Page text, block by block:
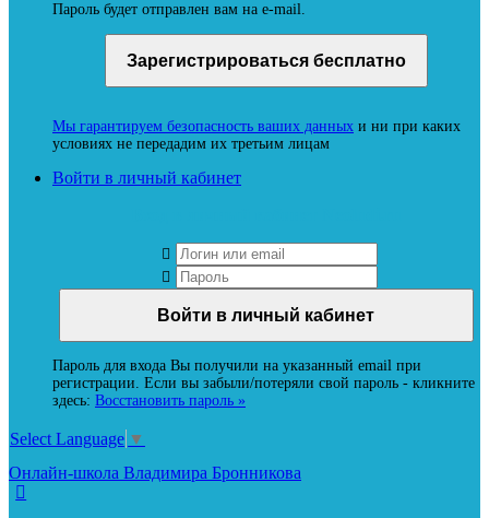
Пароль будет отправлен вам на e-mail.
Мы гарантируем безопасность ваших данных и ни при каких
условиях не передадим их третьим лицам
Войти в личный кабинет
Пароль для входа Вы получили на указанный email при
регистрации. Если вы забыли/потеряли свой пароль - кликните
здесь: Восстановить пароль »
Select Language ▼
Онлайн-школа Владимира Бронникова